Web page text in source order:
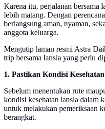
Karena itu, perjalanan bersama
lebih matang. Dengan
berlangsung aman, nyaman,
anggota keluarga.
Mengutip laman resmi Astra
trip bersama lansia yang perlu
1. Pastikan Kondisi
Sebelum menentukan rute
kondisi kesehatan lansia dalam
untuk melakukan pemeriksaan
berangkat.